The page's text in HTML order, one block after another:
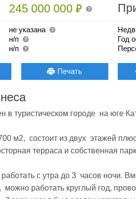
245 000 000₽
не указана
н/п
н/п
Год
Печать
в туристическом городе  на юге
м2,  состоит из двух  этажей
терраса и собственная
с утра до 3  часов ночи.
можно работать круглый год,